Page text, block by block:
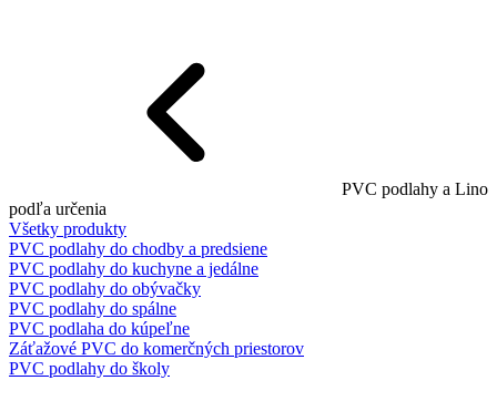
PVC podlahy a Lino
podľa určenia
Všetky produkty
PVC podlahy do chodby a predsiene
PVC podlahy do kuchyne a jedálne
PVC podlahy do obývačky
PVC podlahy do spálne
PVC podlaha do kúpeľne
Záťažové PVC do komerčných priestorov
PVC podlahy do školy